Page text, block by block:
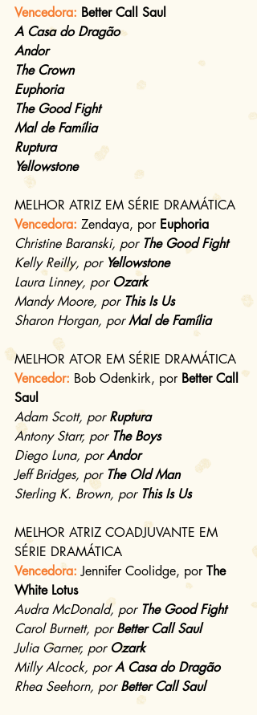
Vencedora: Better Call Saul
A Casa do Dragão
Andor
The Crown
Euphoria
The Good Fight
Mal de Família
Ruptura
Yellowstone
MELHOR ATRIZ EM SÉRIE DRAMÁTICA
Vencedora: Zendaya, por Euphoria
Christine Baranski, por The Good Fight
Kelly Reilly, por Yellowstone
Laura Linney, por Ozark
Mandy Moore, por This Is Us
Sharon Horgan, por Mal de Família
MELHOR ATOR EM SÉRIE DRAMÁTICA
Vencedor: Bob Odenkirk, por Better Call
Saul
Adam Scott, por Ruptura
Antony Starr, por The Boys
Diego Luna, por Andor
Jeff Bridges, por The Old Man
Sterling K. Brown, por This Is Us
MELHOR ATRIZ COADJUVANTE EM
SÉRIE DRAMÁTICA
Vencedora: Jennifer Coolidge, por The
White Lotus
Audra McDonald, por The Good Fight
Carol Burnett, por Better Call Saul
Julia Garner, por Ozark
Milly Alcock, por A Casa do Dragão
Rhea Seehorn, por Better Call Saul